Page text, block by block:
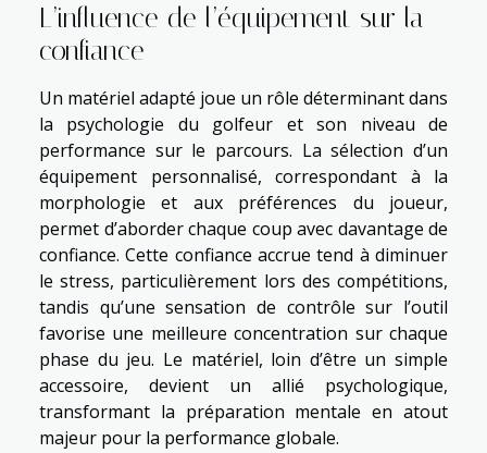
L’influence de l’équipement sur la
confiance
Un matériel adapté joue un rôle déterminant dans
la psychologie du golfeur et son niveau de
performance sur le parcours. La sélection d’un
équipement personnalisé, correspondant à la
morphologie et aux préférences du joueur,
permet d’aborder chaque coup avec davantage de
confiance. Cette confiance accrue tend à diminuer
le stress, particulièrement lors des compétitions,
tandis qu’une sensation de contrôle sur l’outil
favorise une meilleure concentration sur chaque
phase du jeu. Le matériel, loin d’être un simple
accessoire, devient un allié psychologique,
transformant la préparation mentale en atout
majeur pour la performance globale.